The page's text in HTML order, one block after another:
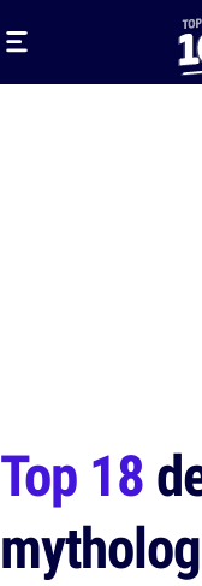
Top 18